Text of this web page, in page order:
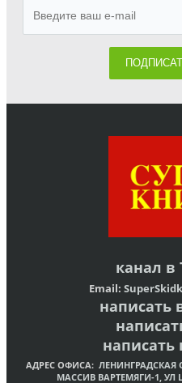
канал в
Email:
написать
написать
АДРЕС ОФИСА: ЛЕНИНГРАДСКАЯ
МАССИВ ВАРТЕМЯГИ-1, УЛ